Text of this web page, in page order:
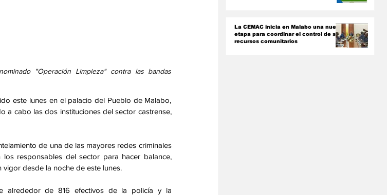
"Operación Limpieza" contra las bandas
este lunes en el palacio del Pueblo de Malabo,
a cabo las dos instituciones del sector castrense,
de una de las mayores redes criminales
responsables del sector para hacer balance,
vigor desde la noche de este lunes.
alrededor de 816 efectivos de la policía y la
La CEMAC inicia en Malabo una nueva
etapa para coordinar el control de sus
recursos comunitarios